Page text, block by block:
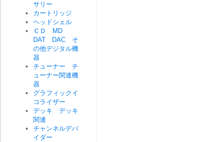
サリー
カートリッジ
ヘッドシェル
ＣＤ MD
DAT DAC そ
の他デジタル機
器
チューナー チ
ューナー関連機
器
グラフィックイ
コライザー
デッキ デッキ
関連
チャンネルデバ
イダー